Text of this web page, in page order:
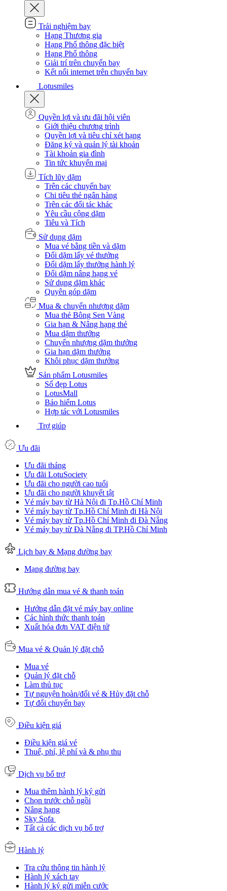
Trải nghiệm bay
Hạng Thương gia
Hạng Phổ thông đặc biệt
Hạng Phổ thông
Giải trí trên chuyến bay
Kết nối internet trên chuyến bay
Lotusmiles
Quyền lợi và ưu đãi hội viên
Giới thiệu chương trình
Quyền lợi và tiêu chí xét hạng
Đăng ký và quản lý tài khoản
Tài khoản gia đình
Tin tức khuyến mại
Tích lũy dặm
Trên các chuyến bay
Chi tiêu thẻ ngân hàng
Trên các đối tác khác
Yêu cầu cộng dặm
Tiêu và Tích
Sử dụng dặm
Mua vé bằng tiền và dặm
Đổi dặm lấy vé thưởng
Đổi dặm lấy thưởng hành lý
Đổi dặm nâng hạng vé
Sử dụng dặm khác
Quyên góp dặm
Mua & chuyển nhượng dặm
Mua thẻ Bông Sen Vàng
Gia hạn & Nâng hạng thẻ
Mua dặm thưởng
Chuyển nhượng dặm thưởng
Gia hạn dặm thưởng
Khôi phục dặm thưởng
Sản phẩm Lotusmiles
Số đẹp Lotus
LotusMall
Bảo hiểm Lotus
Hợp tác với Lotusmiles
Trợ giúp
Ưu đãi
Ưu đãi tháng
Ưu đãi LotuSociety
Ưu đãi cho người cao tuổi
Ưu đãi cho người khuyết tật
Vé máy bay từ Hà Nội đi Tp.Hồ Chí Minh
Vé máy bay từ Tp.Hồ Chí Minh đi Hà Nội
Vé máy bay từ Tp.Hồ Chí Minh đi Đà Nẵng
Vé máy bay từ Đà Nẵng đi TP.Hồ Chí Minh
Lịch bay & Mạng đường bay
Mạng đường bay
Hướng dẫn mua vé & thanh toán
Hướng dẫn đặt vé máy bay online
Các hình thức thanh toán
Xuất hóa đơn VAT điện tử
Mua vé & Quản lý đặt chỗ
Mua vé
Quản lý đặt chỗ
Làm thủ tục
Tự nguyện hoàn/đổi vé & Hủy đặt chỗ
Tự đổi chuyến bay
Điều kiện giá
Điều kiện giá vé
Thuế, phí, lệ phí và & phụ thu
Dịch vụ bổ trợ
Mua thêm hành lý ký gửi
Chọn trước chỗ ngồi
Nâng hạng
Sky Sofa
Tất cả các dịch vụ bổ trợ
Hành lý
Tra cứu thông tin hành lý
Hành lý xách tay
Hành lý ký gửi miễn cước